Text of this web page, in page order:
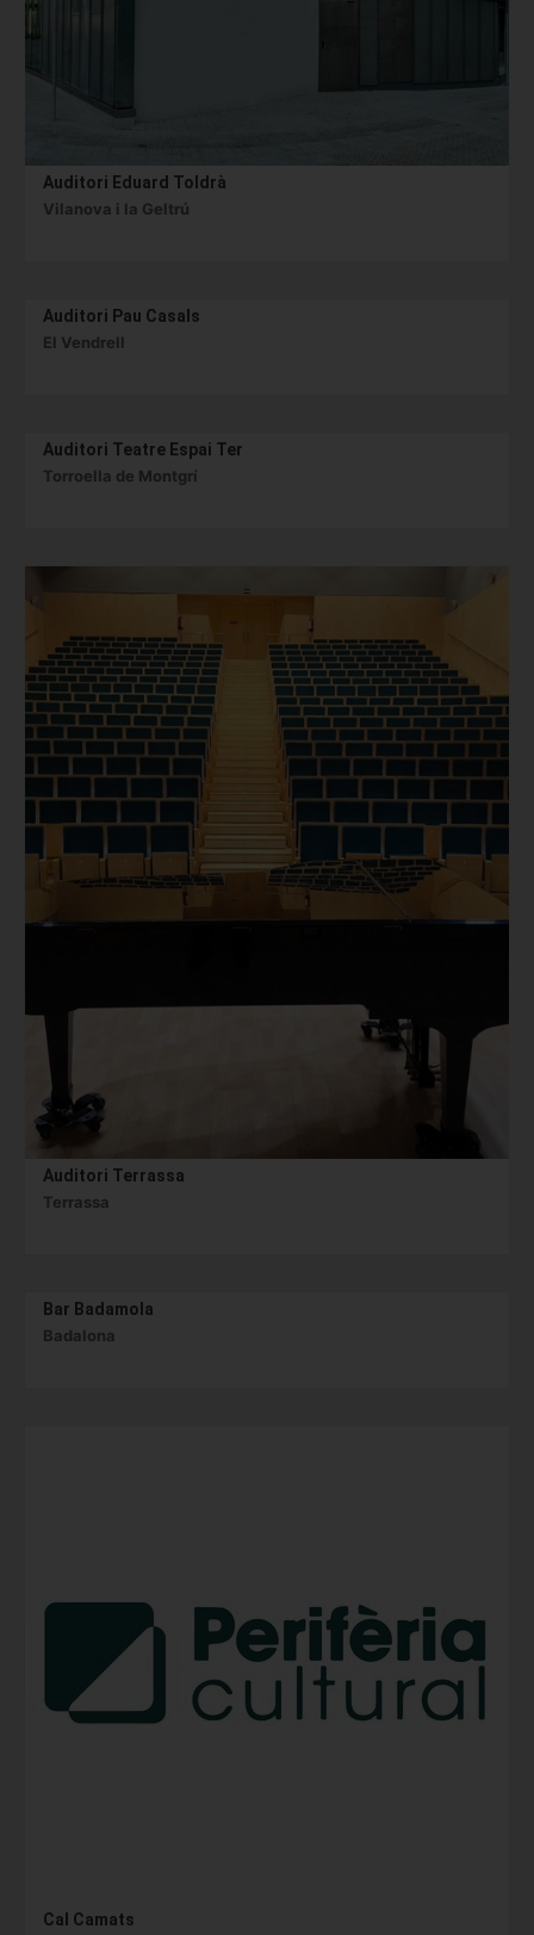
Auditori Eduard Toldrà
Vilanova i la Geltrú
Auditori Pau Casals
El Vendrell
Auditori Teatre Espai Ter
Torroella de Montgrí
Auditori Terrassa
Terrassa
Bar Badamola
Badalona
Cal Camats